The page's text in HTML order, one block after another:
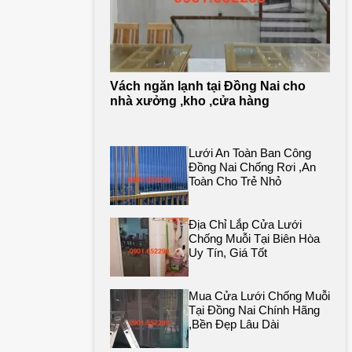
Vách ngăn lạnh tại Đồng Nai cho
nhà xưởng ,kho ,cửa hàng
Lưới An Toàn Ban Công
Đồng Nai Chống Rơi ,an
Toàn Cho Trẻ Nhỏ
Địa Chỉ Lắp Cửa Lưới
Chống Muỗi Tại Biên Hòa
Uy Tín, Giá Tốt
Mua Cửa Lưới Chống Muỗi
Tại Đồng Nai Chính Hãng
,bền Đẹp Lâu Dài